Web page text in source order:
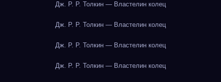
Дж. Р. Р. Толкин — Властелин колец
Дж. Р. Р. Толкин — Властелин колец
Дж. Р. Р. Толкин — Властелин колец
Дж. Р. Р. Толкин — Властелин колец